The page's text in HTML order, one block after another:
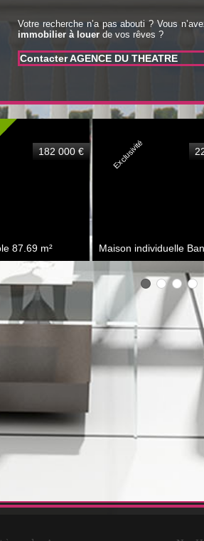
Votre recherche n’a pas abouti ? Vous
immobilier à louer de vos rêves ?
Contacter AGENCE DU THEATRE
182 000 €
87.69 m²
Exclusivité
Maison individuelle